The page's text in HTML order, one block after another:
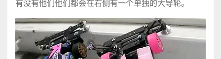
有没有他们他们都会在右侧有一个单独的大导轮。